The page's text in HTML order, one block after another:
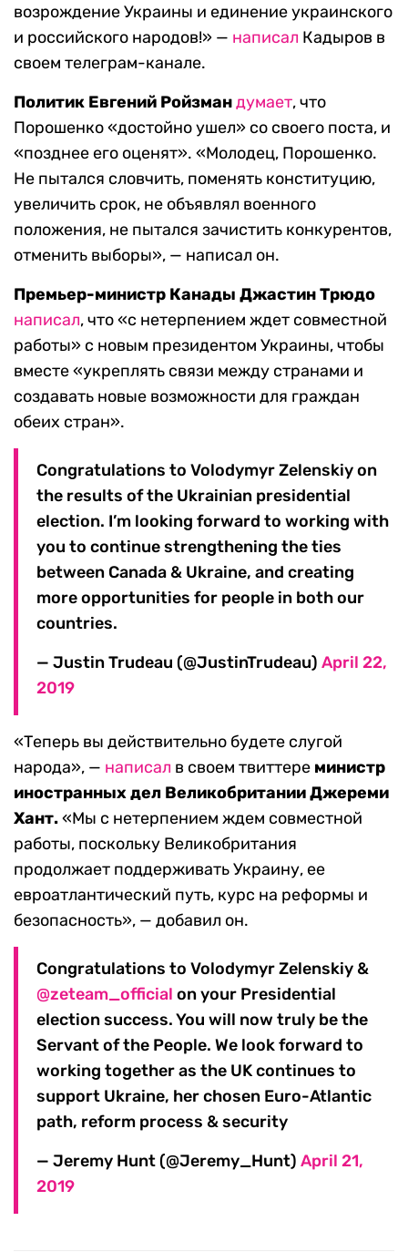
возрождение Украины и единение украинского
и российского народов!» — написал Кадыров в
своем телеграм-канале.
Политик Евгений Ройзмандумает, что
Порошенко «достойно ушел» со своего поста, и
«позднее его оценят». «Молодец, Порошенко.
Не пытался словчить, поменять конституцию,
увеличить срок, не объявлял военного
положения, не пытался зачистить конкурентов,
отменить выборы», — написал он.
Премьер-министр Канады Джастин Трюдо
написал, что «с нетерпением ждет совместной
работы» с новым президентом Украины, чтобы
вместе «укреплять связи между странами и
создавать новые возможности для граждан
обеих стран».
Congratulations to Volodymyr Zelenskiy on
the results of the Ukrainian presidential
election. I’m looking forward to working with
you to continue strengthening the ties
between Canada & Ukraine, and creating
more opportunities for people in both our
countries.
— Justin Trudeau (@JustinTrudeau) April 22,
2019
«Теперь вы действительно будете слугой
народа», — написал в своем твиттере министр
иностранных дел Великобритании Джереми
Хант.«Мы с нетерпением ждем совместной
работы, поскольку Великобритания
продолжает поддерживать Украину, ее
евроатлантический путь, курс на реформы и
безопасность», — добавил он.
Congratulations to Volodymyr Zelenskiy &
@zeteam_official on your Presidential
election success. You will now truly be the
Servant of the People. We look forward to
working together as the UK continues to
support Ukraine, her chosen Euro-Atlantic
path, reform process & security
— Jeremy Hunt (@Jeremy_Hunt) April 21,
2019